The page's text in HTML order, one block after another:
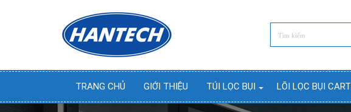
TRANG CHỦ GIỚI THIỆU TÚI LỌC BỤI LÕI LỌC BỤI